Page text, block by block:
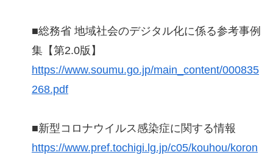
■総務省 地域社会のデジタル化に係る参考事例
集【第2.0版】
https://www.soumu.go.jp/main_content/000835
268.pdf
■新型コロナウイルス感染症に関する情報
https://www.pref.tochigi.lg.jp/c05/kouhou/koron